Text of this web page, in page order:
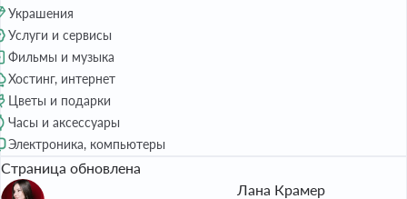
Украшения
Услуги и сервисы
Фильмы и музыка
Хостинг, интернет
Цветы и подарки
Часы и аксессуары
Электроника, компьютеры
Страница обновлена
Лана Крамер